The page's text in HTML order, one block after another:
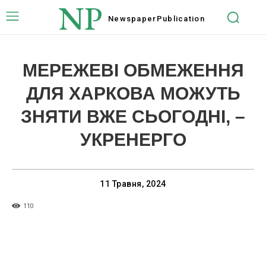
NP Newspaper Publication
МЕРЕЖЕВІ ОБМЕЖЕННЯ
ДЛЯ ХАРКОВА МОЖУТЬ
ЗНЯТИ ВЖЕ СЬОГОДНІ, –
УКРЕНЕРГО
11 Травня, 2024
110